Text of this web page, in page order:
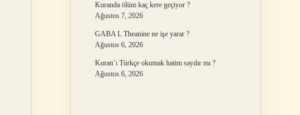
Kuranda ölüm kaç kere geçiyor ?
Ağustos 7, 2026
GABA L Theanine ne işe yarar ?
Ağustos 6, 2026
Kuran’ı Türkçe okumak hatim sayılır mı ?
Ağustos 6, 2026